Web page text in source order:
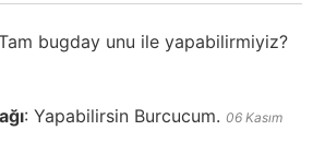
bugday unu ile yapabilirmiyiz?
: Yapabilirsin Burcucum. 06 Kasım